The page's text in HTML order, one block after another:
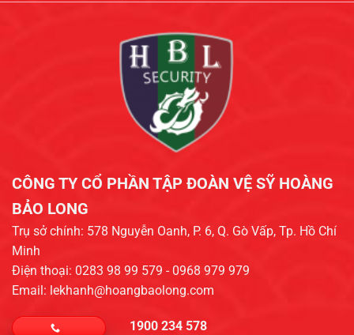
CÔNG TY CỔ PHẦN TẬP ĐOÀN VỆ SỸ HOÀNG
BẢO LONG​
Trụ sở chính: 578 Nguyễn Oanh, P. 6, Q. Gò Vấp, Tp. Hồ Chí
Minh
Điện thoại: 0283 98 99 579 - 0968 979 979
Email: lekhanh@hoangbaolong.com
1900 234 578